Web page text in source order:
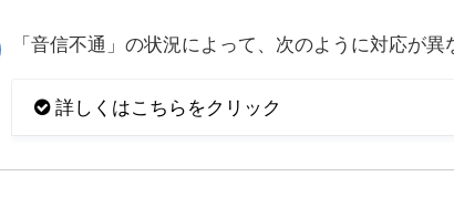
「音信不通」の状況によって、次のように対応が異
詳しくはこちらをクリック